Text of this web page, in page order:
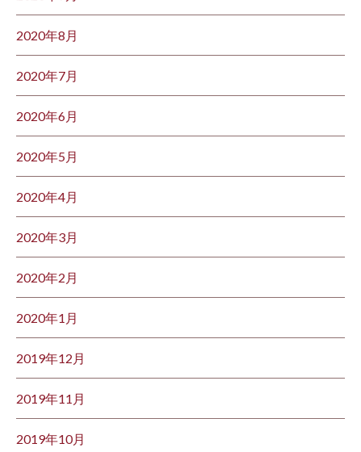
2020年8月
2020年7月
2020年6月
2020年5月
2020年4月
2020年3月
2020年2月
2020年1月
2019年12月
2019年11月
2019年10月